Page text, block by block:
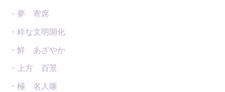
・夢 寄席
・粋な文明開化
・鮮 あざやか
・上方 百景
・極 名人噺